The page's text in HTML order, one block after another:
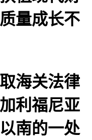
量成长不
海关法律
利福尼亚
南的一处